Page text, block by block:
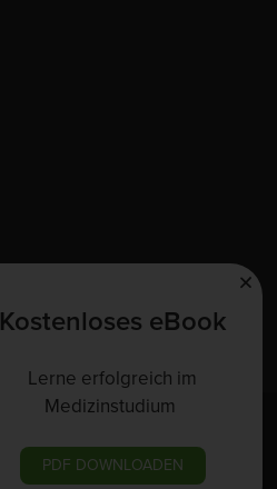
vorbehalten.
Nutzungsbedingungen
Kostenloses eBook
Lerne erfolgreich im
Medizinstudium
PDF DOWNLOADEN